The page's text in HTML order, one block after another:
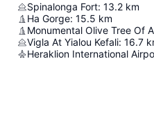
Spinalonga Fort: 13.2 km
Ha Gorge: 15.5 km
Monumental Olive Tree Of
Vigla At Yialou Kefali: 16.7